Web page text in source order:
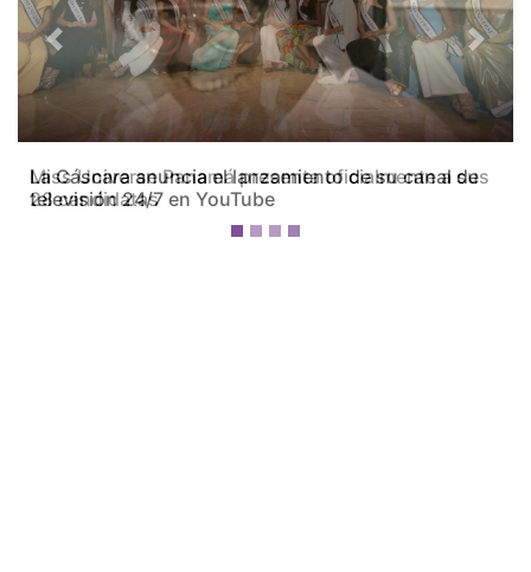
Miss Universe Panamá presenta oficialmente a sus
28 candidatas
Previous Next